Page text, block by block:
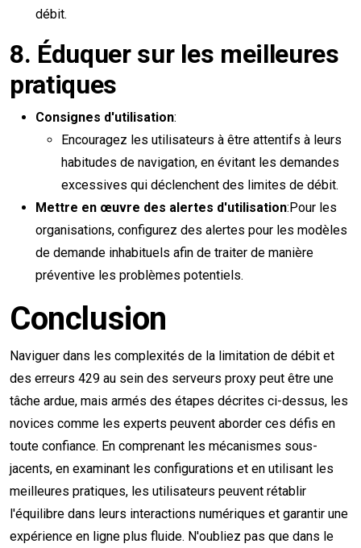
débit.
8. Éduquer sur les meilleures
pratiques
Consignes d'utilisation:
Encouragez les utilisateurs à être attentifs à leurs
habitudes de navigation, en évitant les demandes
excessives qui déclenchent des limites de débit.
Mettre en œuvre des alertes d'utilisation:Pour les
organisations, configurez des alertes pour les modèles
de demande inhabituels afin de traiter de manière
préventive les problèmes potentiels.
Conclusion
Naviguer dans les complexités de la limitation de débit et
des erreurs 429 au sein des serveurs proxy peut être une
tâche ardue, mais armés des étapes décrites ci-dessus, les
novices comme les experts peuvent aborder ces défis en
toute confiance. En comprenant les mécanismes sous-
jacents, en examinant les configurations et en utilisant les
meilleures pratiques, les utilisateurs peuvent rétablir
l'équilibre dans leurs interactions numériques et garantir une
expérience en ligne plus fluide. N'oubliez pas que dans le